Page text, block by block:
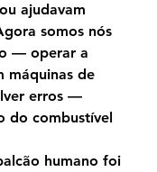
ajudavam
somos nós
— operar a
máquinas de
erros —
do combustível
humano foi